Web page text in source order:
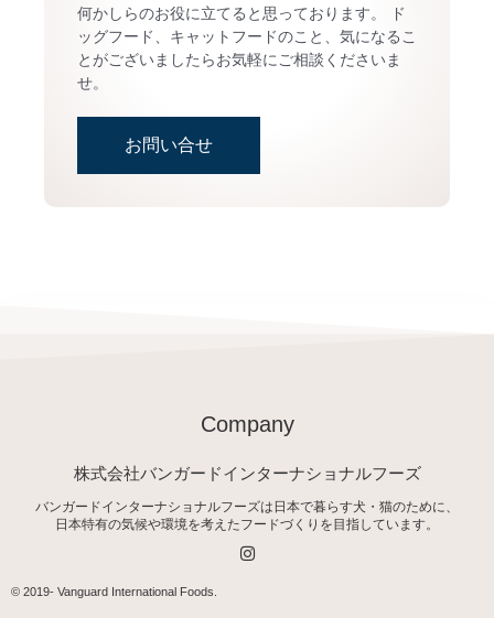
何かしらのお役に立てると思っております。 ド
ッグフード、キャットフードのこと、気になるこ
とがございましたらお気軽にご相談くださいま
せ。
お問い合せ
Company
株式会社バンガードインターナショナルフーズ
バンガードインターナショナルフーズは日本で暮らす犬・猫のために、
日本特有の気候や環境を考えたフードづくりを目指しています。
I
n
© 2019- Vanguard International Foods